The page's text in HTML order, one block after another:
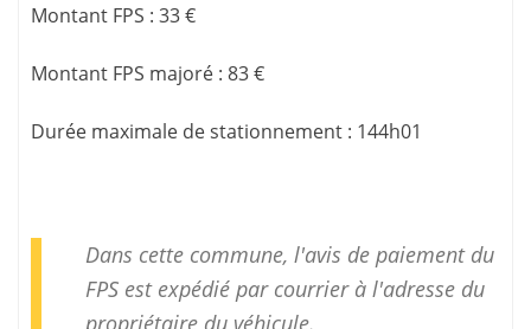
Montant FPS : 33 €
Montant FPS majoré : 83 €
Durée maximale de stationnement : 144h01
Dans cette commune, l'avis de paiement du
FPS est expédié par courrier à l'adresse du
propriétaire du véhicule.